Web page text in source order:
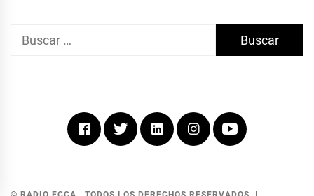
Buscar:
FacebookTwitterLinkedinInstagramYoutube